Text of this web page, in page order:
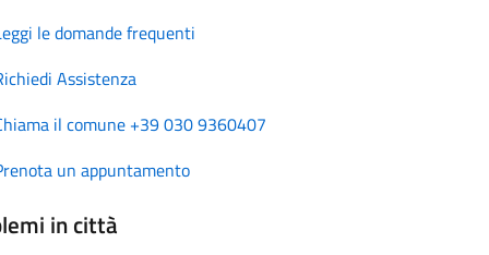
le domande frequenti
Assistenza
il comune +39 030 9360407
un appuntamento
in città